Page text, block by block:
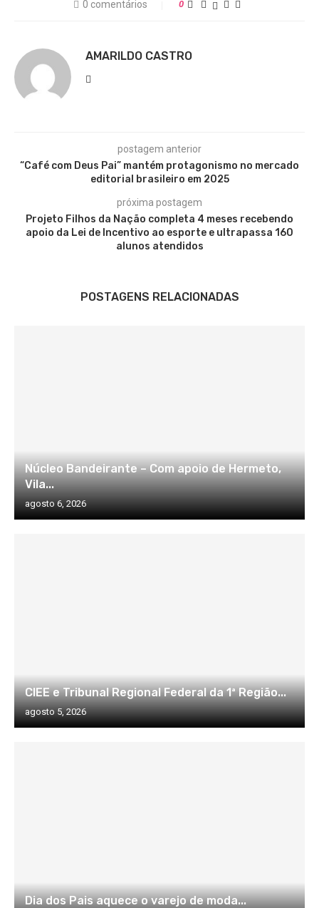
0 comentários 0
AMARILDO CASTRO
postagem anterior
“Café com Deus Pai” mantém protagonismo no mercado
editorial brasileiro em 2025
próxima postagem
Projeto Filhos da Nação completa 4 meses recebendo
apoio da Lei de Incentivo ao esporte e ultrapassa 160
alunos atendidos
POSTAGENS RELACIONADAS
Núcleo Bandeirante – Com apoio de Hermeto,
Vila...
agosto 6, 2026
CIEE e Tribunal Regional Federal da 1ª Região...
agosto 5, 2026
Dia dos Pais aquece o varejo de moda...